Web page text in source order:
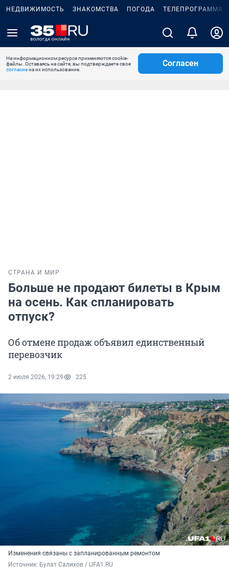
НЕДВИЖИМОСТЬ ЗНАКОМСТВА ПОГОДА ТЕЛЕПРОГРАММА
На информационном ресурсе применяются cookie-
файлы. Оставаясь на сайте, вы подтверждаете свое
согласиена их использование.
Согласен
СТРАНА И МИР
Больше не продают билеты в Крым
на осень. Как спланировать
отпуск?
Об отмене продаж объявил единственный
перевозчик
2 июля 2026, 19:29 225
Изменения связаны с запланированным ремонтом
Источник: Булат Салихов / UFA1.RU